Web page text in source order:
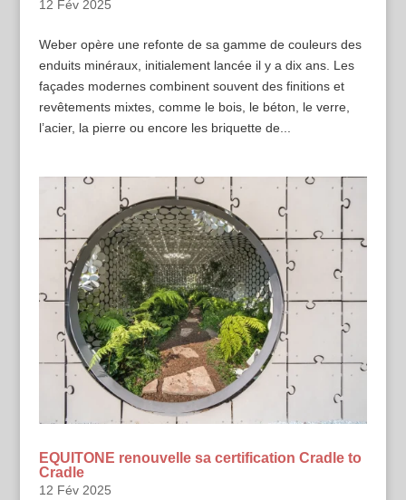
12 Fév 2025
Weber opère une refonte de sa gamme de couleurs des
enduits minéraux, initialement lancée il y a dix ans. Les
façades modernes combinent souvent des finitions et
revêtements mixtes, comme le bois, le béton, le verre,
l’acier, la pierre ou encore les briquette de...
EQUITONE renouvelle sa certification Cradle to
Cradle
12 Fév 2025